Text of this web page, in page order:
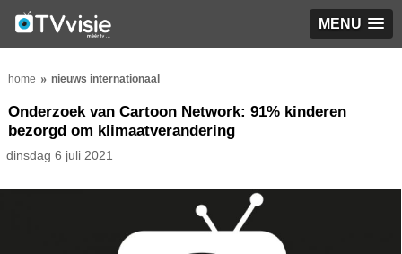
MENU
home nieuws internationaal
Onderzoek van Cartoon Network: 91% kinderen
bezorgd om klimaatverandering
dinsdag 6 juli 2021